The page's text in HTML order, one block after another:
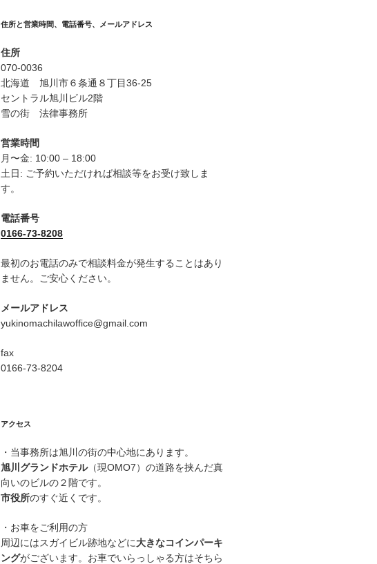
住所と営業時間、電話番号、メールアドレス
住所
070-0036
北海道 旭川市６条通８丁目36-25
セントラル旭川ビル2階
雪の街 法律事務所
営業時間
月〜金: 10:00 – 18:00
土日: ご予約いただければ相談等をお受け致しま
す。
電話番号
0166-73-8208
最初のお電話のみで相談料金が発生することはあり
ません。ご安心ください。
メールアドレス
yukinomachilawoffice@gmail.com
fax
0166-73-8204
アクセス
・当事務所は旭川の街の中心地にあります。
旭川グランドホテル（現OMO7）の道路を挟んだ真
向いのビルの２階です。
市役所のすぐ近くです。
・お車をご利用の方
周辺にはスガイビル跡地などに大きなコインパーキ
ングがございます。お車でいらっしゃる方はそちら